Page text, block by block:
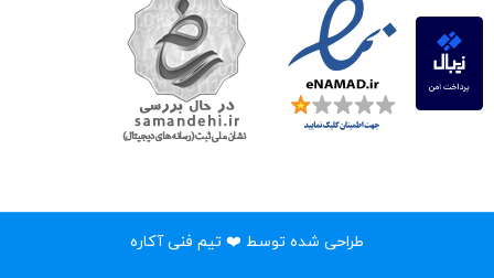
طراحی شده توسط ❤️ تیم فنی آکاره